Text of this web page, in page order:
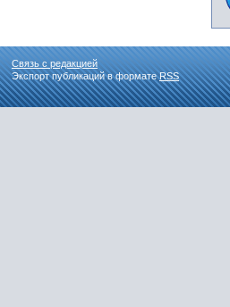
Связь с редакцией
Экспорт публикаций в форматеRSS